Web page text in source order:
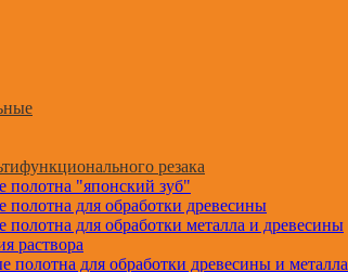
резака
"японский зуб"
для обработки древесины
для обработки металла и древесины
раствора
полотна для обработки древесины и металла